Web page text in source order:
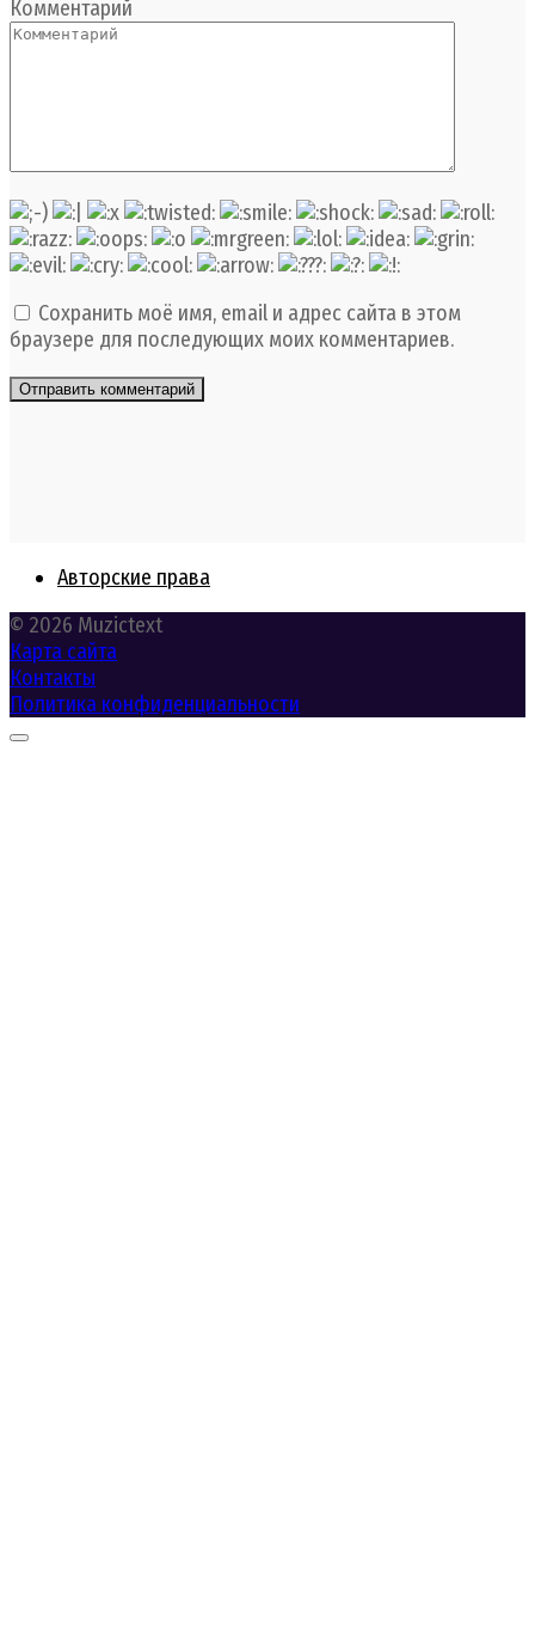
Комментарий
Сохранить моё имя, email и адрес сайта в этом
браузере для последующих моих комментариев.
Авторские права
© 2026 Muzictext
Карта сайта
Контакты
Политика конфиденциальности